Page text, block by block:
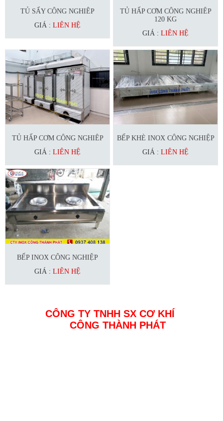
TỦ SẤY CÔNG NGHIÊP
GIÁ : LIÊN HỆ
TỦ HẤP CƠM CÔNG NGHIÊP
120 KG
GIÁ : LIÊN HỆ
TỦ HẤP CƠM CÔNG NGHIÊP
GIÁ : LIÊN HỆ
BẾP KHÈ INOX CÔNG NGHIỆP
GIÁ : LIÊN HỆ
BẾP INOX CÔNG NGHIỆP
GIÁ : LIÊN HỆ
CÔNG TY TNHH SX CƠ KHÍ
CÔNG THÀNH PHÁT